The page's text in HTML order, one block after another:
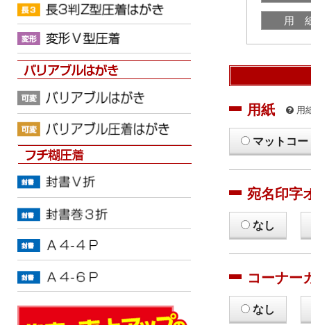
用
用紙 用
マットコー
宛名印字
なし
コーナー
なし